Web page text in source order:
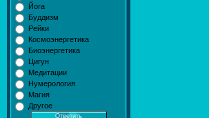
Йога
Буддизм
Рейки
Космоэнергетика
Биоэнергетика
Цигун
Медитации
Нумерология
Магия
Другое